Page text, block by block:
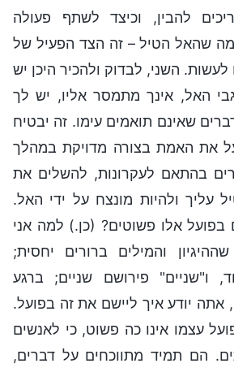
להבין, וכיצד לשתף פעולה
שהאל הטיל – זה הצד הפעיל של
השני, לבדוק ולהכיר היכן יש
האל, אינך מתמסר אליו, יש לך
שאינם תואמים עימו. זה יבטיח
את האמת בצורה מדויקת במהלך
בהתאם לעקרונות, להשלים את
עליך ולהיות מונצח על ידי האל.
בפועל אלו פשוטים? (כן.) למה אני
והמילים ברורים יחסית;
ו"שניים" פירושם שניים; ברגע
יודע איך ליישם את זה בפועל.
עצמו אינו כה פשוט, כי לאנשים
הם תמיד מתווכחים על דברים,